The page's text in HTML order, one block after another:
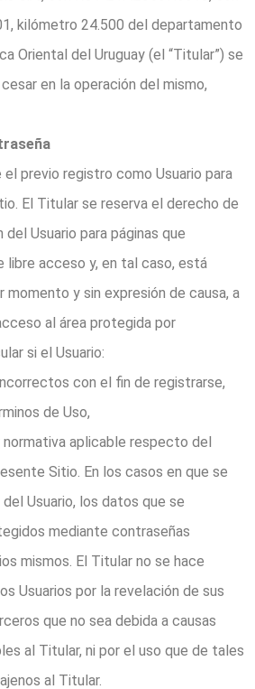
kilómetro 24.500 del departamento
Oriental del Uruguay (el “Titular”) se
en la operación del mismo,
el previo registro como Usuario para
El Titular se reserva el derecho de
Usuario para páginas que
libre acceso y, en tal caso, está
momento y sin expresión de causa, a
al área protegida por
si el Usuario:
con el fin de registrarse,
de Uso,
normativa aplicable respecto del
Sitio. En los casos en que se
Usuario, los datos que se
mediante contraseñas
mismos. El Titular no se hace
Usuarios por la revelación de sus
que no sea debida a causas
al Titular, ni por el uso que de tales
al Titular.